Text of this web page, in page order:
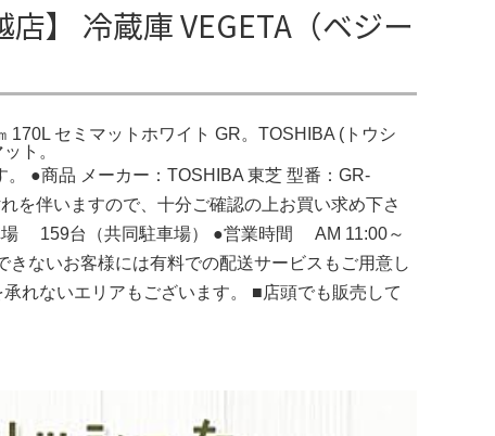
】 冷蔵庫 VEGETA（ベジー
セミマットホワイト GR。TOSHIBA (トウシ
ト。
●商品 メーカー：TOSHIBA 東芝 型番：GR-
伴いますので、十分ご確認の上お買い求め下さ
場 159台（共同駐車場） ●営業時間 AM 11:00～
ないお客様には有料での配送サービスもご用意し
れないエリアもございます。 ■店頭でも販売して